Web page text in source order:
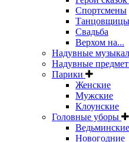
Спортсмены
Танцовщицы
Свадьба
Верхом на...
Надувные
Надувные
Парики
Женские
Мужские
Клоунские
Головные уборы
Ведьминские
Новогодние